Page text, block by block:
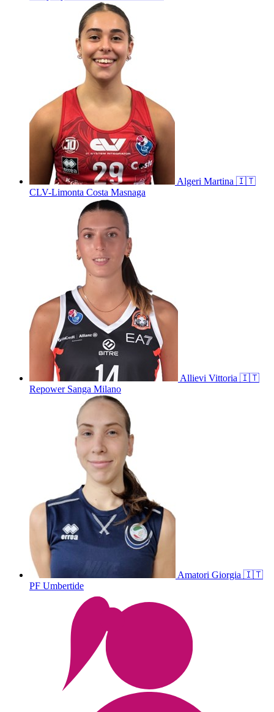
Algeri Martina 🇮🇹
CLV-Limonta Costa Masnaga
Allievi Vittoria 🇮🇹
Repower Sanga Milano
Amatori Giorgia 🇮🇹
PF Umbertide